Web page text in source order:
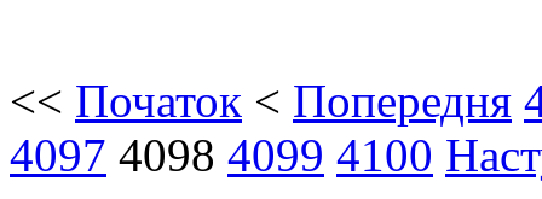
<< Початок < Попередня
4097 4098 4099 4100